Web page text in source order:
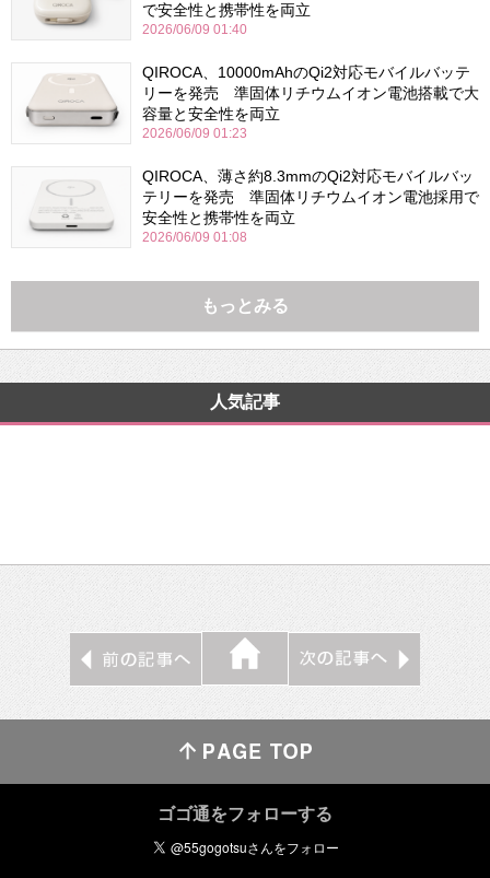
で安全性と携帯性を両立
2026/06/09 01:40
QIROCA、10000mAhのQi2対応モバイルバッテ
リーを発売 準固体リチウムイオン電池搭載で大
容量と安全性を両立
2026/06/09 01:23
QIROCA、薄さ約8.3mmのQi2対応モバイルバッ
テリーを発売 準固体リチウムイオン電池採用で
安全性と携帯性を両立
2026/06/09 01:08
もっとみる
人気記事
ゴゴ通をフォローする